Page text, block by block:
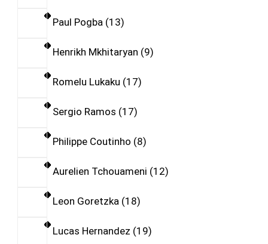
Paul Pogba 13
Henrikh Mkhitaryan 9
Romelu Lukaku 17
Sergio Ramos 17
Philippe Coutinho 8
Aurelien Tchouameni 12
Leon Goretzka 18
Lucas Hernandez 19